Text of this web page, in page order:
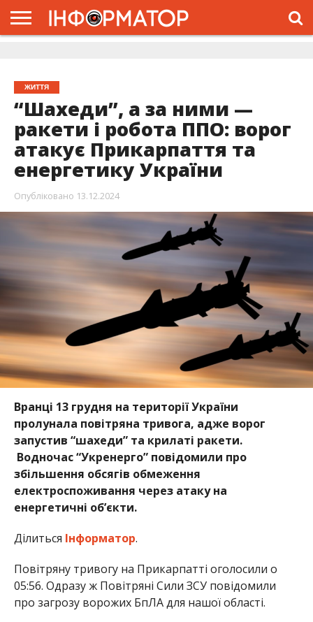
ЖИТТЯ
“Шахеди”, а за ними —
ракети і робота ППО: ворог
атакує Прикарпаття та
енергетику України
Опубліковано 13.12.2024
Вранці 13 грудня на території України
пролунала повітряна тривога, адже ворог
запустив “шахеди” та крилаті ракети.
Водночас “Укренерго” повідомили про
збільшення обсягів обмеження
електроспоживання через атаку на
енергетичні об’єкти.
Ділиться Інформатор.
Повітряну тривогу на Прикарпатті оголосили о
05:56. Одразу ж Повітряні Сили ЗСУ повідомили
про загрозу ворожих БпЛА для нашої області.